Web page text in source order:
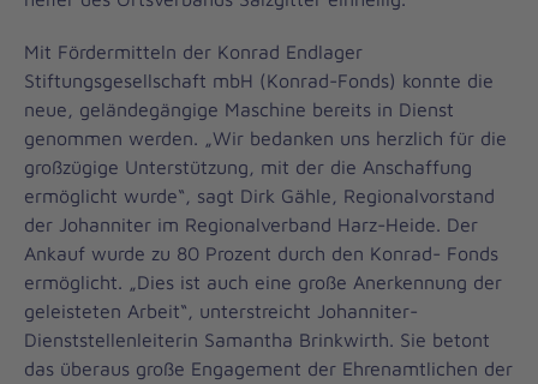
Mit Fördermitteln der Konrad Endlager
Stiftungsgesellschaft mbH (Konrad-Fonds) konnte die
neue, geländegängige Maschine bereits in Dienst
genommen werden. „Wir bedanken uns herzlich für die
großzügige Unterstützung, mit der die Anschaffung
ermöglicht wurde“, sagt Dirk Gähle, Regionalvorstand
der Johanniter im Regionalverband Harz-Heide. Der
Ankauf wurde zu 80 Prozent durch den Konrad- Fonds
ermöglicht. „Dies ist auch eine große Anerkennung der
geleisteten Arbeit“, unterstreicht Johanniter-
Dienststellenleiterin Samantha Brinkwirth. Sie betont
das überaus große Engagement der Ehrenamtlichen der